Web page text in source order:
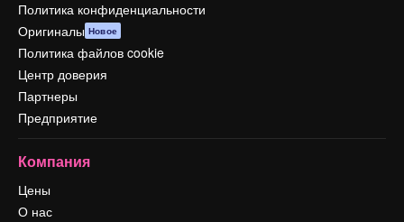
Политика конфиденциальности
Оригиналы Новое
Политика файлов cookie
Центр доверия
Партнеры
Предприятие
Компания
Цены
О нас